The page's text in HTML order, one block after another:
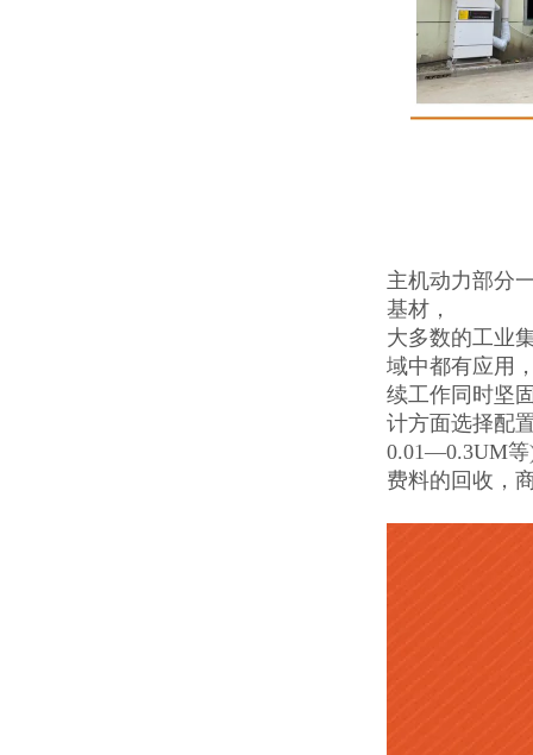
主机动力部分
基材，
大多数的工业
域中都有应用
续工作同时坚
计方面选择配
0.01—0.3UM等
费料的回收，